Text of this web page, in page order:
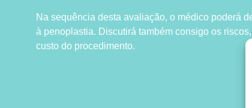
Na sequência desta avaliação, o médico poderá
à penoplastia. Discutirá também consigo os
custo do procedimento.